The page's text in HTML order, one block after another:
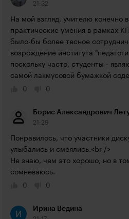
21:32
На мой взгляд, учителю конечно
практические умения в рамках
было-бы более тесное
возрождение института
поскольку часто, студенты -
самой лакмусовой бумажкой
0
0
Борис Александрович
21:29
Понравилось, что участники
улыбались и смеялись.<br />
Не знаю, чем это хорошо, но в
сомневаюсь.
0
0
Ирина Ведина